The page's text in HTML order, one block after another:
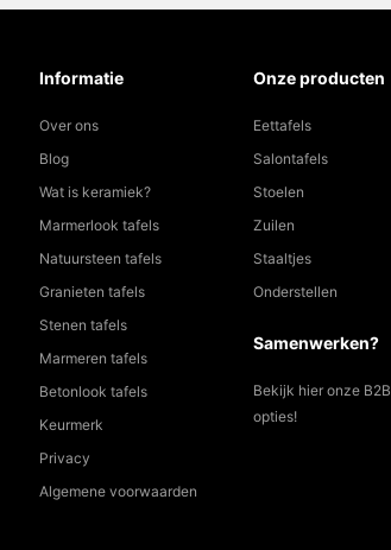
Informatie
Over ons
Blog
Wat is keramiek?
Marmerlook tafels
Natuursteen tafels
Granieten tafels
Stenen tafels
Marmeren tafels
Betonlook tafels
Keurmerk
Privacy
Algemene voorwaarden
Onze producten
Eettafels
Salontafels
Stoelen
Zuilen
Staaltjes
Onderstellen
Samenwerken?
Bekijk hier onze B2B
opties!